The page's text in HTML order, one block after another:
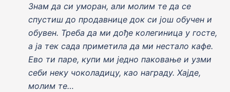
Знам да си уморан, али молим те да се
спустиш до продавнице док си jош обучен и
обувен. Треба да ми дође колегиница у госте,
а jа тек сада приметила да ми нестало кафе.
Ево ти паре, купи ми jедно паковање и узми
себи неку чоколадицу, као награду. Хаjде,
молим те…